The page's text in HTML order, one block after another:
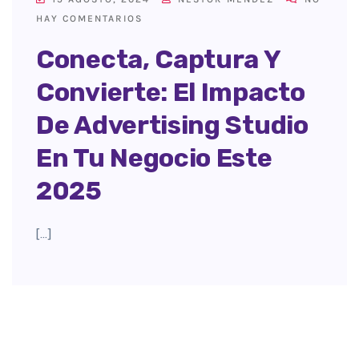
HAY COMENTARIOS
Conecta, Captura Y
Convierte: El Impacto
De Advertising Studio
En Tu Negocio Este
2025
[…]